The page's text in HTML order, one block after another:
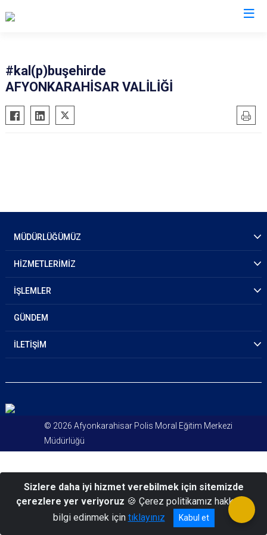
#kal(p)buşehirde
AFYONKARAHİSAR VALİLİĞİ
MÜDÜRLÜĞÜMÜZ
HİZMETLERİMİZ
İŞLEMLER
GÜNDEM
İLETİŞİM
© 2026 Afyonkarahisar Polis Moral Eğitim Merkezi
Müdürlüğü
Sizlere daha iyi hizmet verebilmek için sitemizde
çerezlere yer veriyoruz 🍪 Çerez politikamız hakkında
bilgi edinmek için tıklayınız Kabul et